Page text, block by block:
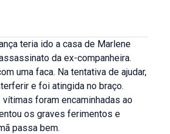
teria ido a casa de Marlene
da ex-companheira.
uma faca. Na tentativa de ajudar,
e foi atingida no braço.
foram encaminhadas ao
os graves ferimentos e
passa bem.